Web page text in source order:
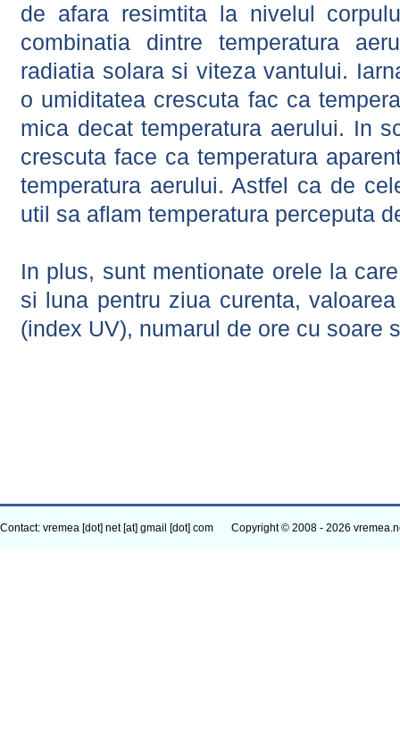
de afara resimtita la nivelul
combinatia dintre temperatura
radiatia solara si viteza vantului.
o umiditatea crescuta fac ca
mica decat temperatura aerului. In
crescuta face ca temperatura
temperatura aerului. Astfel ca de
util sa aflam temperatura perceputa
In plus, sunt mentionate orele la
si luna pentru ziua curenta,
(index UV), numarul de ore cu soare
Contact: vremea [dot] net [at] gmail [dot] com Copyright © 2008 - 2026